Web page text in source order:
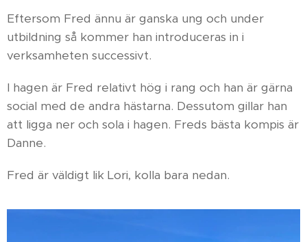
Eftersom Fred ännu är ganska ung och under
utbildning så kommer han introduceras in i
verksamheten successivt.
I hagen är Fred relativt hög i rang och han är gärna
social med de andra hästarna. Dessutom gillar han
att ligga ner och sola i hagen. Freds bästa kompis är
Danne.
Fred är väldigt lik Lori, kolla bara nedan.